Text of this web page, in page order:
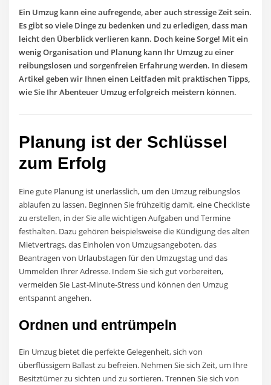
Ein Umzug kann eine aufregende, aber auch stressige Zeit sein.
Es gibt so viele Dinge zu bedenken und zu erledigen, dass man
leicht den Überblick verlieren kann. Doch keine Sorge! Mit ein
wenig Organisation und Planung kann Ihr Umzug zu einer
reibungslosen und sorgenfreien Erfahrung werden. In diesem
Artikel geben wir Ihnen einen Leitfaden mit praktischen Tipps,
wie Sie Ihr Abenteuer Umzug erfolgreich meistern können.
Planung ist der Schlüssel
zum Erfolg
Eine gute Planung ist unerlässlich, um den Umzug reibungslos
ablaufen zu lassen. Beginnen Sie frühzeitig damit, eine Checkliste
zu erstellen, in der Sie alle wichtigen Aufgaben und Termine
festhalten. Dazu gehören beispielsweise die Kündigung des alten
Mietvertrags, das Einholen von Umzugsangeboten, das
Beantragen von Urlaubstagen für den Umzugstag und das
Ummelden Ihrer Adresse. Indem Sie sich gut vorbereiten,
vermeiden Sie Last-Minute-Stress und können den Umzug
entspannt angehen.
Ordnen und entrümpeln
Ein Umzug bietet die perfekte Gelegenheit, sich von
überflüssigem Ballast zu befreien. Nehmen Sie sich Zeit, um Ihre
Besitztümer zu sichten und zu sortieren. Trennen Sie sich von